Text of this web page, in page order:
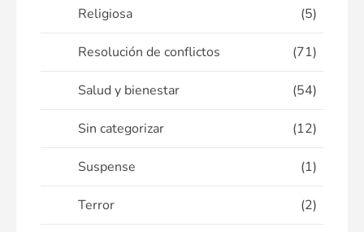
Religiosa (5)
Resolución de conflictos (71)
Salud y bienestar (54)
Sin categorizar (12)
Suspense (1)
Terror (2)